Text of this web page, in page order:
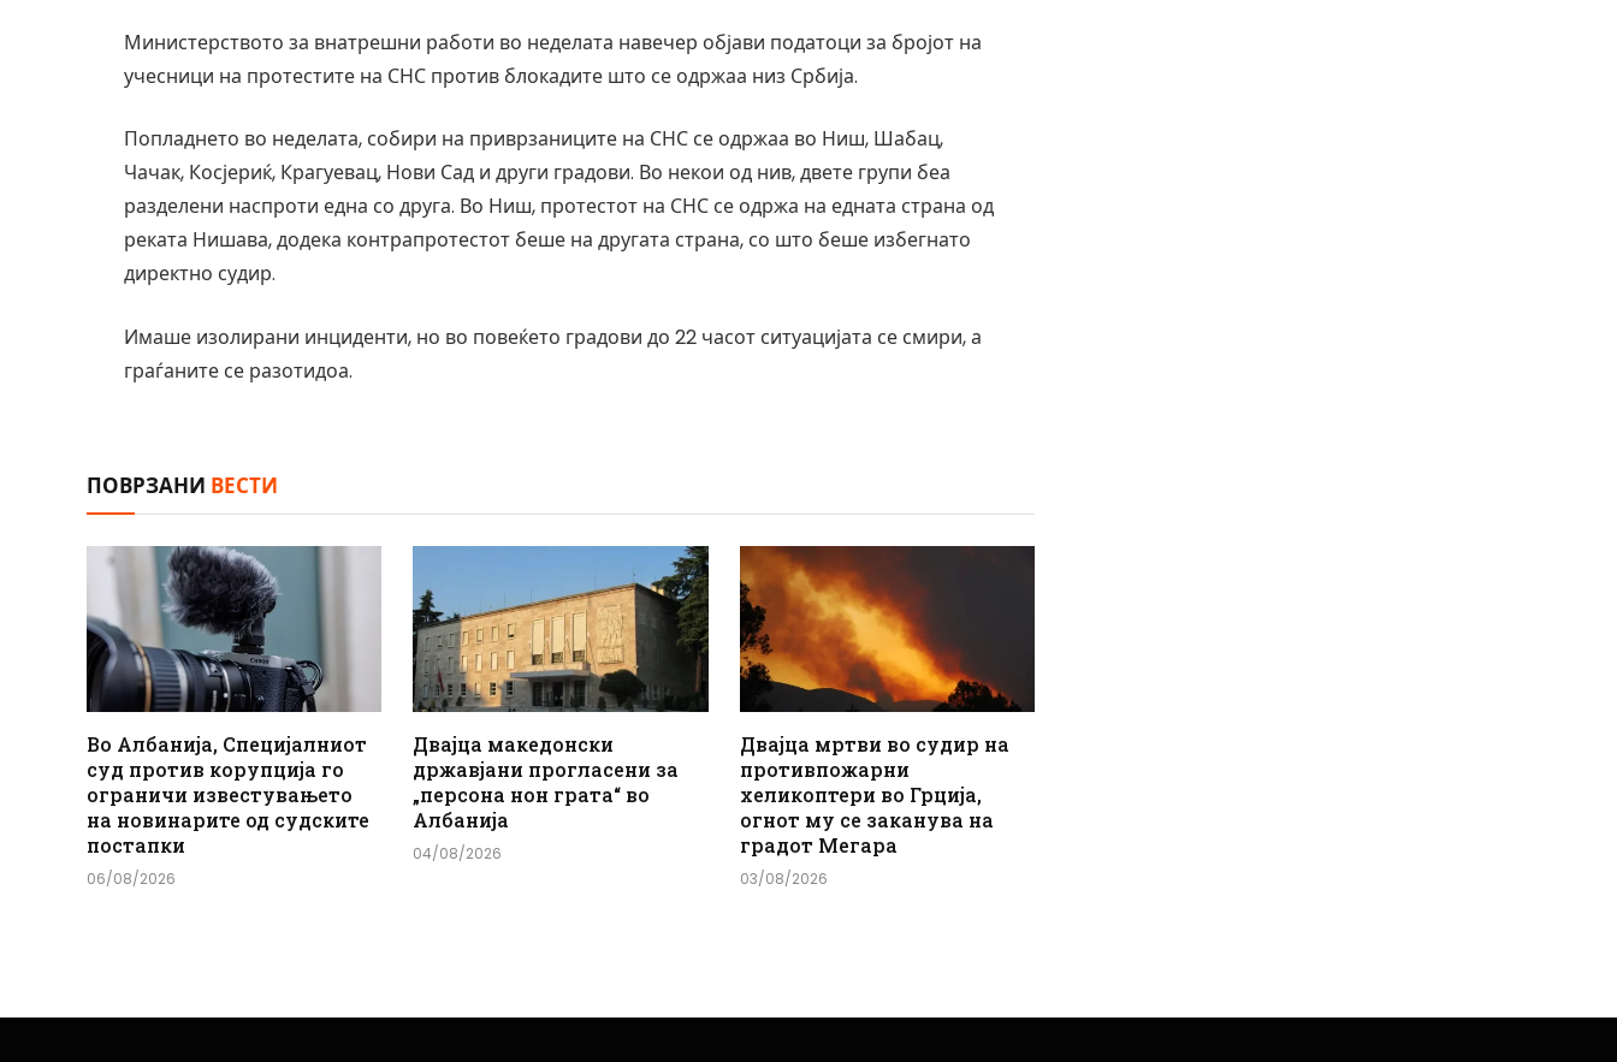
Министерството за внатрешни работи во неделата навечер објави податоци за бројот на
учесници на протестите на СНС против блокадите што се одржаа низ Србија.
Попладнето во неделата, собири на приврзаниците на СНС се одржаа во Ниш, Шабац,
Чачак, Косјериќ, Крагуевац, Нови Сад и други градови. Во некои од нив, двете групи беа
разделени наспроти една со друга. Во Ниш, протестот на СНС се одржа на едната страна од
реката Нишава, додека контрапротестот беше на другата страна, со што беше избегнато
директно судир.
Имаше изолирани инциденти, но во повеќето градови до 22 часот ситуацијата се смири, а
граѓаните се разотидоа.
ПОВРЗАНИ ВЕСТИ
Во Албанија, Специјалниот
суд против корупција го
ограничи известувањето
на новинарите од судските
постапки
06/08/2026
Двајца македонски
државјани прогласени за
„персона нон грата“ во
Албанија
04/08/2026
Двајца мртви во судир на
противпожарни
хеликоптери во Грција,
огнот му се заканува на
градот Мегара
03/08/2026